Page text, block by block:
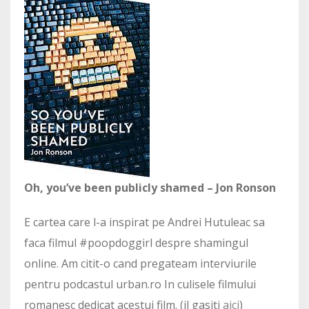
Oh, you’ve been publicly shamed – Jon Ronson
E cartea care l-a inspirat pe Andrei Hutuleac sa
faca filmul #poopdoggirl despre shamingul
online. Am citit-o cand pregateam interviurile
pentru podcastul urban.ro In culisele filmului
romanesc dedicat acestui film. (il gasiti aici)